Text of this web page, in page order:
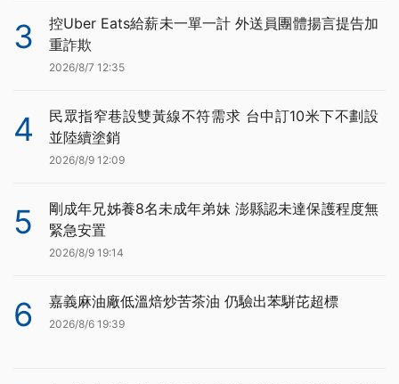
3
控Uber Eats給薪未一單一計 外送員團體揚言提告加
重詐欺
2026/8/7 12:35
4
民眾指窄巷設雙黃線不符需求 台中訂10米下不劃設
並陸續塗銷
2026/8/9 12:09
5
剛成年兄姊養8名未成年弟妹 澎縣認未達保護程度無
緊急安置
2026/8/9 19:14
6 嘉義麻油廠低溫焙炒苦茶油 仍驗出苯駢芘超標
2026/8/6 19:39